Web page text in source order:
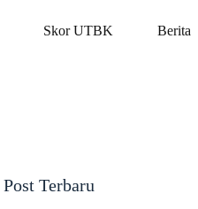
Skor UTBK Berita
Post Terbaru